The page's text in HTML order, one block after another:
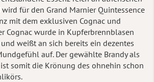
für den Grand Marnier Quintessence
mit dem exklusiven Cognac und
Cognac wurde in Kupferbrennblasen
weißt an sich bereits ein dezentes
auf. Der gewählte Brandy als
somit die Krönung des ohnehin schon